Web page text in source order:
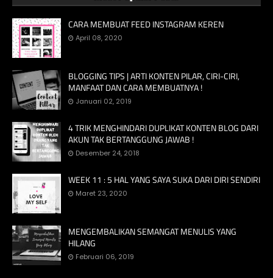
CARA MEMBUAT FEED INSTAGRAM KEREN
April 08, 2020
BLOGGING TIPS | ARTI KONTEN PILAR, CIRI-CIRI,
MANFAAT DAN CARA MEMBUATNYA !
Januari 02, 2019
4 TRIK MENGHINDARI DUPLIKAT KONTEN BLOG DARI
AKUN TAK BERTANGGUNG JAWAB !
Desember 24, 2018
WEEK 11 : 5 HAL YANG SAYA SUKA DARI DIRI SENDIRI
Maret 23, 2020
MENGEMBALIKAN SEMANGAT MENULIS YANG
HILANG
Februari 06, 2019